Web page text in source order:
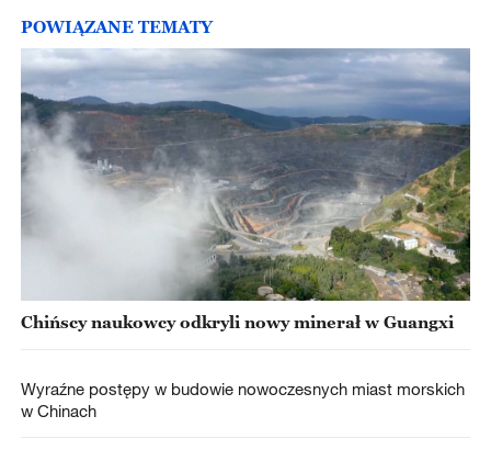
POWIĄZANE TEMATY
Chińscy naukowcy odkryli nowy minerał w Guangxi
Wyraźne postępy w budowie nowoczesnych miast morskich
w Chinach